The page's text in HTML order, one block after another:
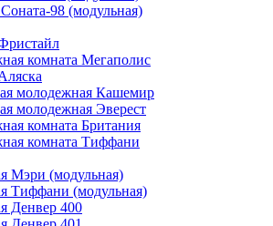
98 (модульная)
комната Мегаполис
молодежная Кашемир
молодежная Эверест
комната Британия
комната Тиффани
Мэри (модульная)
Тиффани (модульная)
Денвер 400